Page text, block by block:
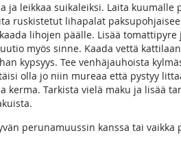
ja leikkaa suikaleiksi. Laita
ruskistetut lihapalat
lihojen päälle. Lisää
myös sinne. Kaada vettä
kypsyys. Tee venhäjauhoista
olla jo niin mureaa että pystyy
kerma. Tarkista vielä maku ja lisää
perunamuussin kanssa tai vaikka